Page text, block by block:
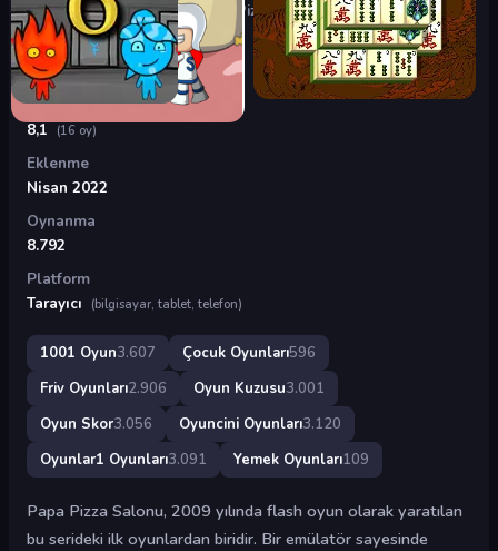
Oyunlar›Çocuk Oyunları›Papa Pizza Salonu
Papa Pizza Salonu
Puan
8,1 (16 oy)
Eklenme
Nisan 2022
Oynanma
8.792
Platform
Tarayıcı
(bilgisayar, tablet, telefon)
1001 Oyun3.607 Çocuk Oyunları596
Friv Oyunları2.906 Oyun Kuzusu3.001
Oyun Skor3.056 Oyuncini Oyunları3.120
Oyunlar1 Oyunları3.091 Yemek Oyunları109
Papa Pizza Salonu, 2009 yılında flash oyun olarak yaratılan
bu serideki ilk oyunlardan biridir. Bir emülatör sayesinde